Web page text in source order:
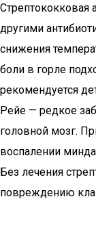
Стрептококковая
другими
снижения
боли в горле
рекомендуется
Рейе — редкое
головной мозг.
воспалении
Без лечения
повреждению